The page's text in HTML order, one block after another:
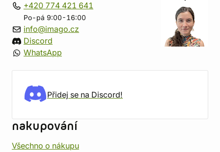
+420 774 421 641
Po-pá 9:00-16:00
info@imago.cz
Discord
WhatsApp
Přidej se na Discord!
nakupování
Všechno o nákupu